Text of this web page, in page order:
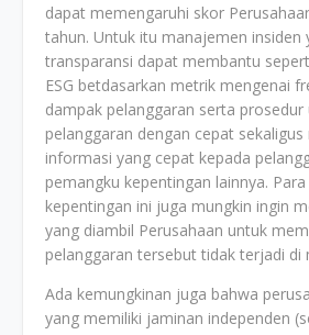
dapat memengaruhi skor
tahun. Untuk itu manajemen insiden
transparansi dapat membantu
ESG betdasarkan metrik mengenai
dampak pelanggaran serta
pelanggaran dengan cepat
informasi yang cepat kepada
pemangku kepentingan lainnya.
kepentingan ini juga mungkin ingin
yang diambil Perusahaan untuk
pelanggaran tersebut tidak terjadi di
Ada kemungkinan juga bahwa
yang memiliki jaminan independen